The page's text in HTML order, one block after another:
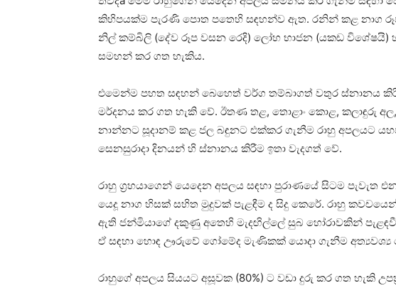
කිහිපයක්‌ම පැරණි පොත පතෙහි සඳහන්ව ඇත. රනින් කළ නාග
නිල් කම්බිලි (දේව රූප වසන රෙදි) ලෝහ භාජන (යකඩ විශේෂයි)
සමහන් කර ගත හැකිය.
එමෙන්ම පහත සඳහන් බෙහෙත් වර්ග තම්බාගත් වතුර ස්‌නානය
මර්දනය කර ගත හැකි වේ. ඊතණ තළ, තොළාං කොළ, කලාඳුරු
නාන්නට සූදානම් කළ ජල බඳුනට එක්‌කර ගැනීම රාහු අපලයට
සෙනසුරාදා දිනයන් හි ස්‌නානය කිරීම ඉතා වැදගත් වේ.
රාහු ග්‍රහයාගෙන් යෙදෙන අපලය සඳහා පුරාණයේ සිටම පැවැත
යෙදූ නාග හිසක්‌ සහිත මුදුවක්‌ පැළඳීම ද සිදු කෙරේ. රාහු
ඇති ජන්මියාගේ දකුණු අතෙහි මැදඟිල්ලේ සුබ හෝරාවකින්
ඒ සඳහා හොඳ ඌරුවේ ගෝමේද මැණිකක්‌ යොදා ගැනීම අත්‍යවශ්‍ය
රාහුගේ අපලය සියයට අසූවක (80%) ට වඩා දුරු කර ගත හැකි